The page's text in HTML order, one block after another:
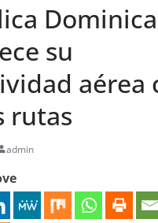
su
aérea
rutas
admin